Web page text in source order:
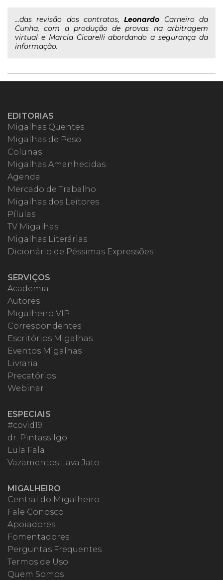
...das revisão dos contratos,Leonardo Carneiro da
Cunha, com a produção de provas na arbitragem
virtual e Marcia Cicarelli abordando a segurança da
informação.
EDITORIAS
Migalhas Quentes
Migalhas de Peso
Colunas
Migalhas Amanhecidas
Agenda
Mercado de Trabalho
Migalhas dos Leitores
Pílulas
TV Migalhas
Migalhas Literárias
Dicionário de Péssimas Expressões
SERVIÇOS
Academia
Autores
Migalheiro VIP
Correspondentes
Escritórios Migalhas
Eventos Migalhas
Livraria
Precatórios
Webinar
ESPECIAIS
#covid19
dr. Pintassilgo
Lula Fala
Vazamentos Lava Jato
MIGALHEIRO
Central do Migalheiro
Fale Conosco
Apoiadores
Fomentadores
Perguntas Frequentes
Termos de Uso
Quem Somos